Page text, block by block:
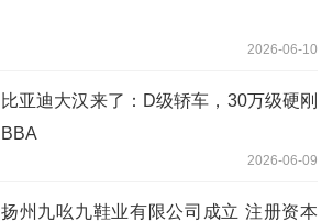
2026-06-10
比亚迪大汉来了：D级轿车，30万级硬刚
BBA
2026-06-09
扬州九吆九鞋业有限公司成立 注册资本